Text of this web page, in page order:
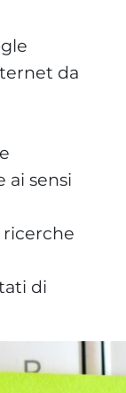
da
ai sensi
di